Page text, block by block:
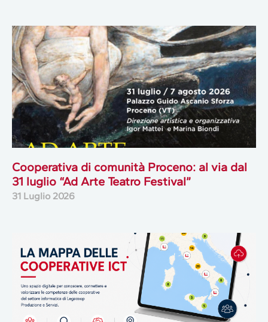
Cooperativa di comunità Proceno: al via dal
31 luglio “Ad Arte Teatro Festival”
31 Luglio 2026